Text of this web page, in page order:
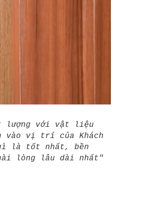
lượng với vật liệu
vào vị trí của Khách
gì là tốt nhất, bền
lòng lâu dài nhất"